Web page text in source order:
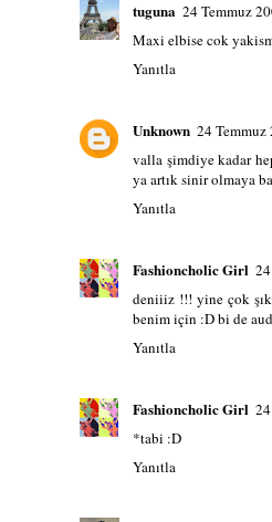
tuguna 24 Temmuz
Maxi elbise cok
Yanıtla
Unknown 24
valla şimdiye kadar
ya artık sinir olmaya
Yanıtla
Fashioncholic Girl
deniiiz !!! yine çok
benim için :D bi de
Yanıtla
Fashioncholic Girl
*tabi :D
Yanıtla